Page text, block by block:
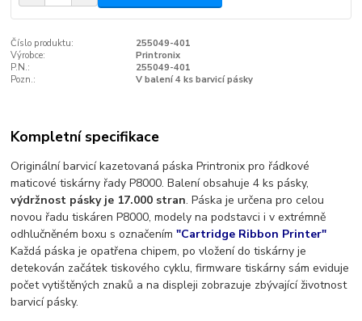
Číslo produktu:
255049-401
Výrobce:
Printronix
P.N.:
255049-401
Pozn.:
V balení 4 ks barvicí pásky
Kompletní specifikace
Originální barvicí kazetovaná páska Printronix pro řádkové
maticové tiskárny řady P8000. Balení obsahuje 4 ks pásky,
výdržnost pásky je 17.000 stran. Páska je určena pro celou
novou řadu tiskáren P8000, modely na podstavci i v extrémně
odhlučněném boxu s označením"Cartridge Ribbon Printer"
Každá páska je opatřena chipem, po vložení do tiskárny je
detekován začátek tiskového cyklu, firmware tiskárny sám eviduje
počet vytištěných znaků a na displeji zobrazuje zbývající životnost
barvicí pásky.